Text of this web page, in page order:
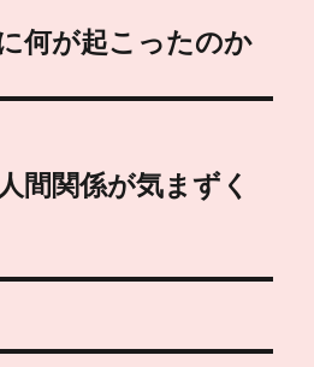
何が起こったのか
間関係が気まずく